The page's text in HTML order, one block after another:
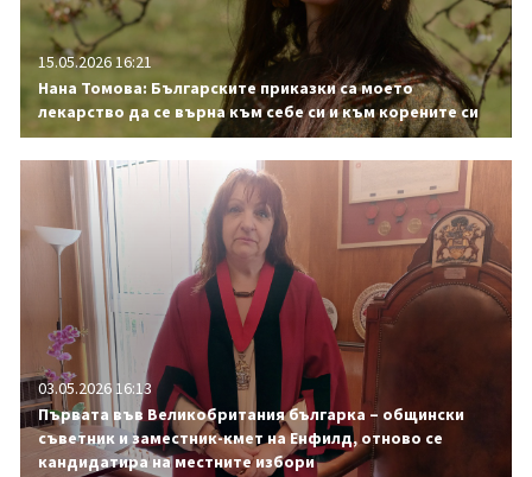
15.05.2026 16:21
Нана Томова: Българските приказки са моето
лекарство да се върна към себе си и към корените си
03.05.2026 16:13
Първата във Великобритания българка – общински
съветник и заместник-кмет на Енфилд, отново се
кандидатира на местните избори